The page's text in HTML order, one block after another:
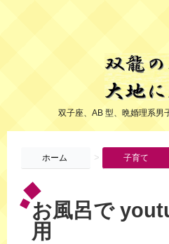
双子座、AB 型、晩婚理系男
ホーム > 子育て
お風呂で
用